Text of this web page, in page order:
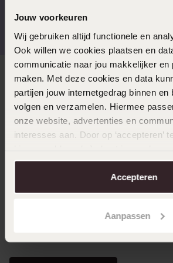
Jouw voorkeuren
Wij gebruiken altijd functionele en
Ook willen we cookies plaatsen en
communicatie naar jou makkelijker en
maken. Met deze cookies en data
partijen jouw internetgedrag binnen en
volgen en verzamelen. Hiermee
onze website, advertenties en
interesses aan. Door op ‘accepteren’
aanpassen. Lees er meer over in ons
Accepteren
Aanpassen
Kostenloser Versand ab
Direkt zu
Über Lucardi
Kundenservice